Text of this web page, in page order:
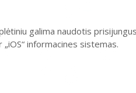
galima naudotis
„iOS“ informacines sistemas.